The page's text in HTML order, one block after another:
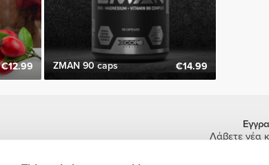
€12.99 ZMAN 90 caps €14.99
Λάβετε νέα